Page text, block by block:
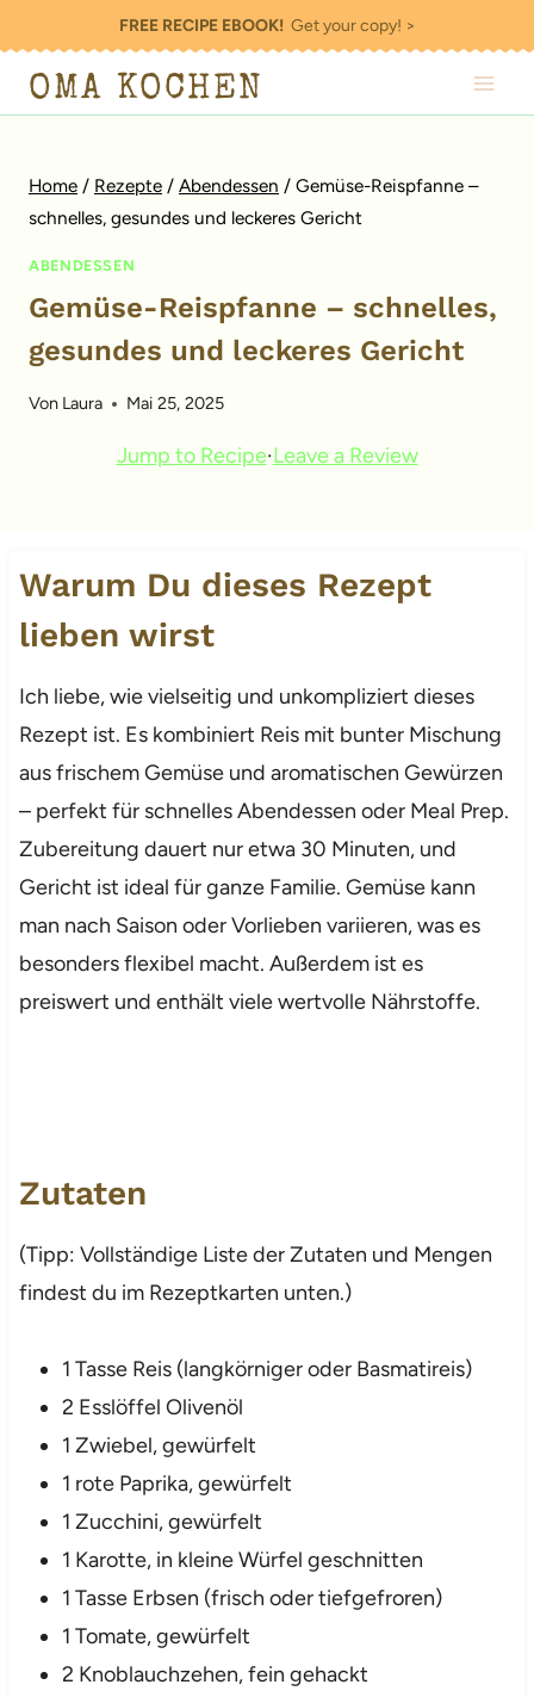
Inhalt
springen
FREE RECIPE EBOOK!Get your copy! >
OMA KOCHEN
Home / Rezepte / Abendessen / Gemüse-Reispfanne –
schnelles, gesundes und leckeres Gericht
ABENDESSEN
Gemüse-Reispfanne – schnelles,
gesundes und leckeres Gericht
Von Laura Mai 25, 2025
Jump to Recipe·Leave a Review
Warum Du dieses Rezept
lieben wirst
Ich liebe, wie vielseitig und unkompliziert dieses
Rezept ist. Es kombiniert Reis mit bunter Mischung
aus frischem Gemüse und aromatischen Gewürzen
– perfekt für schnelles Abendessen oder Meal Prep.
Zubereitung dauert nur etwa 30 Minuten, und
Gericht ist ideal für ganze Familie. Gemüse kann
man nach Saison oder Vorlieben variieren, was es
besonders flexibel macht. Außerdem ist es
preiswert und enthält viele wertvolle Nährstoffe.
Zutaten
(Tipp: Vollständige Liste der Zutaten und Mengen
findest du im Rezeptkarten unten.)
1 Tasse Reis (langkörniger oder Basmatireis)
2 Esslöffel Olivenöl
1 Zwiebel, gewürfelt
1 rote Paprika, gewürfelt
1 Zucchini, gewürfelt
1 Karotte, in kleine Würfel geschnitten
1 Tasse Erbsen (frisch oder tiefgefroren)
1 Tomate, gewürfelt
2 Knoblauchzehen, fein gehackt